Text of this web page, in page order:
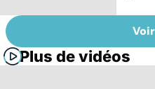
Plus de vidéos